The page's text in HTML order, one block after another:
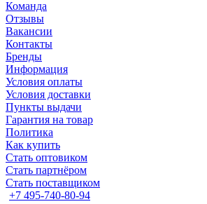
Команда
Отзывы
Вакансии
Контакты
Бренды
Информация
Условия оплаты
Условия доставки
Пункты выдачи
Гарантия на товар
Политика
Как купить
Стать оптовиком
Стать партнёром
Стать поставщиком
+7 495-740-80-94